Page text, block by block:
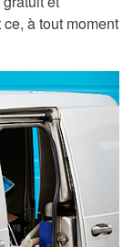
à tout moment